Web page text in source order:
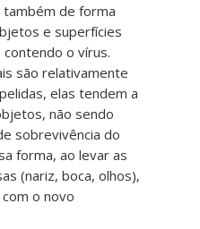
de forma
e superfícies
o vírus.
são relativamente
elas tendem a
não sendo
sobrevivência do
forma, ao levar as
(nariz, boca, olhos),
o novo